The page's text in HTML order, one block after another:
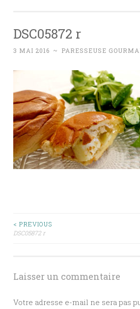
DSC05872 r
3 MAI 2016 ~ PARESSEUSE
Navigation
articles
< PREVIOUS
DSC05872 r
Laisser un commentaire
Votre adresse e-mail ne sera pas